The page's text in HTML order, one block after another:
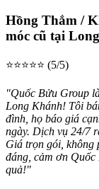
Hồng Thắm /
móc cũ tại
⭐⭐⭐⭐⭐ (5/5)
"Quốc Bửu Group
Long Khánh! Tôi
đình, họ báo giá
ngày. Dịch vụ 24/7
Giá trọn gói, không
đáng, cảm ơn
quả!"